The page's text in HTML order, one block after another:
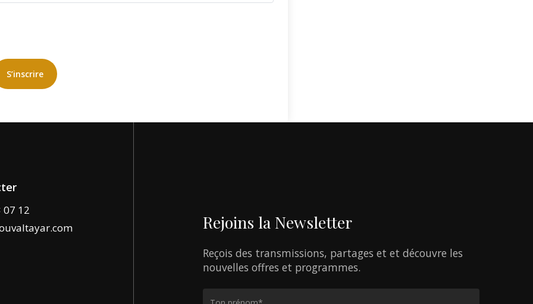
S’inscrire
07 12
Rejoins la Newsletter
Reçois des transmissions, partages et et découvre les
nouvelles offres et programmes.